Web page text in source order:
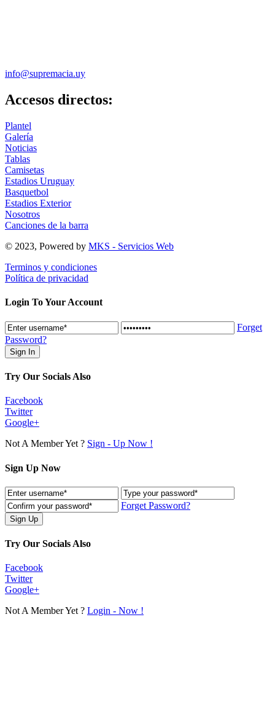
info@supremacia.uy
Accesos directos:
Plantel
Galería
Noticias
Tablas
Camisetas
Estadios Uruguay
Basquetbol
Estadios Exterior
Nosotros
Canciones de la barra
© 2023, Powered by MKS - Servicios Web
Terminos y condiciones
Política de privacidad
Login To Your Account
Forget
Password?
Try Our Socials Also
Facebook
Twitter
Google+
Not A Member Yet ? Sign - Up Now !
Sign Up Now
Forget Password?
Try Our Socials Also
Facebook
Twitter
Google+
Not A Member Yet ? Login - Now !